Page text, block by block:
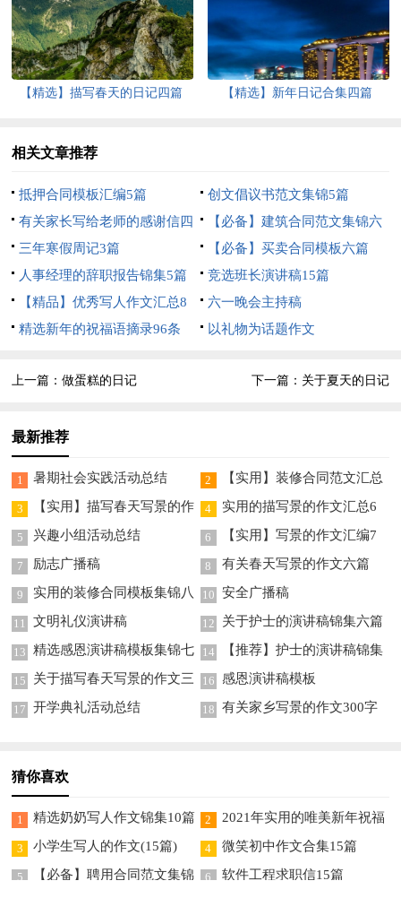
【精选】描写春天的日记四篇 【精选】新年日记合集四篇
相关文章推荐
抵押合同模板汇编5篇
创文倡议书范文集锦5篇
有关家长写给老师的感谢信四
篇
【必备】建筑合同范文集锦六
篇
三年寒假周记3篇
【必备】买卖合同模板六篇
人事经理的辞职报告锦集5篇
竞选班长演讲稿15篇
【精品】优秀写人作文汇总8
篇
六一晚会主持稿
精选新年的祝福语摘录96条
以礼物为话题作文
上一篇：做蛋糕的日记 下一篇： 关于夏天的日记
最新推荐
1 暑期社会实践活动总结 2
【实用】装修合同范文汇总
5篇
3
【实用】描写春天写景的作
文合集7篇
4
实用的描写景的作文汇总6
篇
5 兴趣小组活动总结 6
【实用】写景的作文汇编7
篇
7 励志广播稿 8 有关春天写景的作文六篇
9
实用的装修合同模板集锦八
篇
10 安全广播稿
11 文明礼仪演讲稿 12 关于护士的演讲稿锦集六篇
13
精选感恩演讲稿模板集锦七
篇
14
【推荐】护士的演讲稿锦集
8篇
15
关于描写春天写景的作文三
篇
16 感恩演讲稿模板
17 开学典礼活动总结 18 有关家乡写景的作文300字
猜你喜欢
1 精选奶奶写人作文锦集10篇 2
2021年实用的唯美新年祝福
语集锦46条
3 小学生写人的作文(15篇) 4 微笑初中作文合集15篇
5
【必备】聘用合同范文集锦
6 软件工程求职信15篇